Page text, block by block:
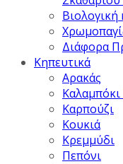
Διάφορα
Κηπευτικά
Αρακάς
Καρπούζι
Κουκιά
Κρεμμύδι
Πεπόνι